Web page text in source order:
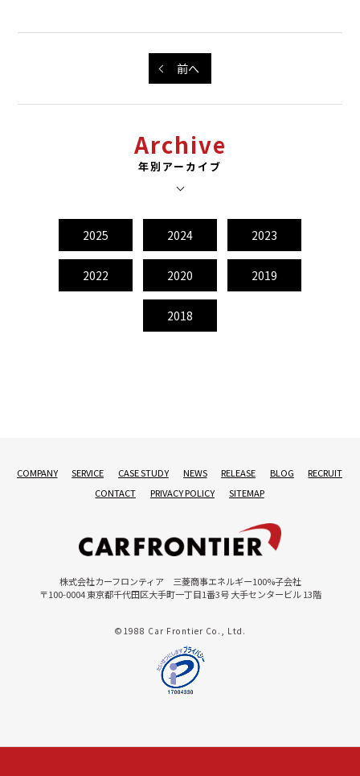
前へ
Archive
年別アーカイブ
2025 2024 2023
2022 2020 2019
2018
COMPANY SERVICE CASE STUDY NEWS RELEASE BLOG
RECRUIT
CONTACT
PRIVACY POLICY SITEMAP
株式会社カーフロンティア 三菱商事エネルギー100%子会社
〒100-0004 東京都千代田区大手町一丁目1番3号 大手センタービル 13階
©1988 Car Frontier Co., Ltd.